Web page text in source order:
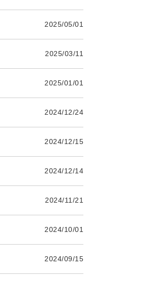
2025/05/01
2025/03/11
2025/01/01
2024/12/24
2024/12/15
2024/12/14
2024/11/21
2024/10/01
2024/09/15